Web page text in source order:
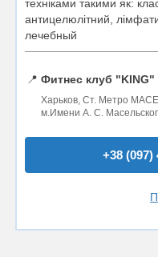
техніками такими як:
антицелюлітний,
лечебный
📍 Фитнес клуб "KING"
Харьков, Ст. Метро
м.Имени А. С.
+38 (097)